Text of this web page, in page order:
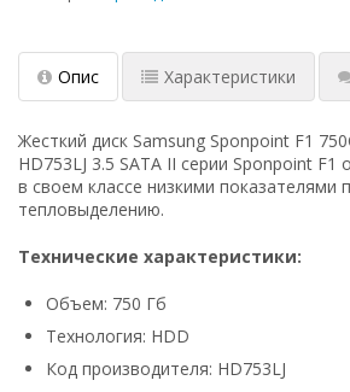
Опис Характеристики
Жесткий диск Samsung Sponpoint F1
HD753LJ 3.5 SATA II серии Sponpoint
в своем классе низкими показателями
тепловыделению.
Технические характеристики:
Объем: 750 Гб
Технология: HDD
Код производителя: HD753LJ